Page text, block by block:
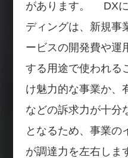
があります。 DXに
ディングは、新規事
ービスの開発費や運
する用途で使われる
け魅力的な事業か、
などの訴求力が十分
となるため、事業の
が調達力を左右しま